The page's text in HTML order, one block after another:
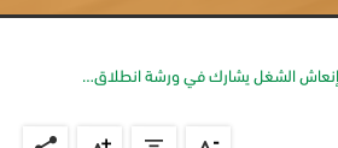
الشغل يشارك في ورشة انطلاق…